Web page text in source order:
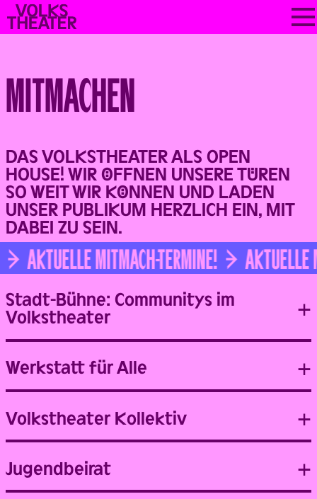
Skip
to
content
VOLKSTHEATER
WIEN
MITMACHEN
DAS VOLKSTHEATER ALS OPEN
HOUSE! WIR ÖFFNEN UNSERE TÜREN
SO WEIT WIR KÖNNEN UND LADEN
UNSER PUBLIKUM HERZLICH EIN, MIT
DABEI ZU SEIN.
AKTUELLE MITMACH-TERMINE! AKTUELLE
Stadt-Bühne: Communitys im
Volkstheater
Werkstatt für Alle
Volkstheater Kollektiv
Jugendbeirat